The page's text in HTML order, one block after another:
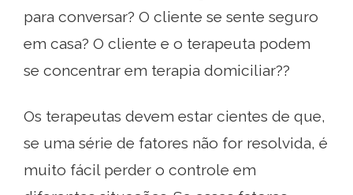
para conversar? O cliente se sente seguro
em casa? O cliente e o terapeuta podem
se concentrar em terapia domiciliar??
Os terapeutas devem estar cientes de que,
se uma série de fatores não for resolvida, é
muito fácil perder o controle em